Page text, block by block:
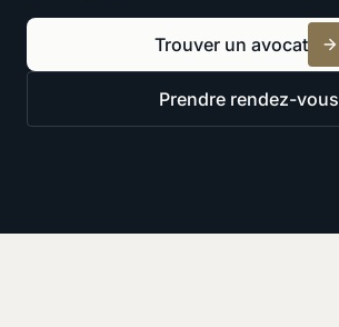
Trouver un avocat
Prendre rendez-vous